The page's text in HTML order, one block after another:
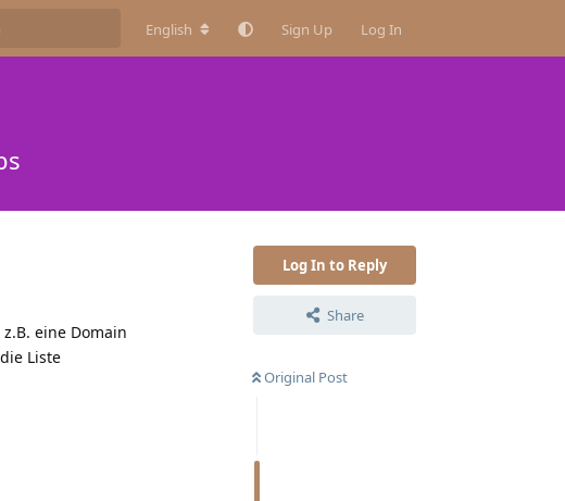
English Sign Up Log In
Log In to Reply
Share
Original Post
eine Domain
Liste